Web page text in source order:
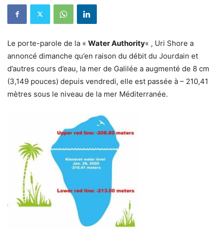
Le porte-parole de la « Water Authority« , Uri Shore a
annoncé dimanche qu’en raison du débit du Jourdain et
d’autres cours d’eau, la mer de Galilée a augmenté de 8 cm
(3,149 pouces) depuis vendredi, elle est passée à – 210,41
mètres sous le niveau de la mer Méditerranée.